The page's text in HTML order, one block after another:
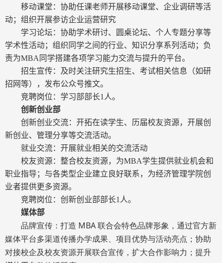
移动课堂：协助任课老师开展移动课堂、企业调研等活
动；组织开展参访企业运营研究
学习论坛：协助学术研讨、圆桌论坛、个人专题分享等
学术性活动；组织同学之间的行业、知识分享系列活动；负
责为MBA 同学搭建各项学习能力交流与提升的平台。
招生宣传：及时关注研究生招生、考试相关信息（如研
招网等），发布公众号推文。
竞聘岗位：学习部部长1 人。
创新创业部
创新创业交流：开拓在读学生、历届校友资源，开展创
新创业、管理分享等交流活动。
就业交流：开展就业相关的交流活动
校友资源：整合校友资源，为MBA学生提供就业机会和
职业指导；与各类型企业建立良好联系，为经济管理学院创
业者提供更多资源。
竞聘岗位：创新创业部部长1 人。
媒体部
品牌宣传：打造 MBA联合会特色品牌形象，通过官方新
媒体平台多渠道传播办学成果、项目优势与活动亮点；协助
对接校企及校友资源开展联合宣传，扩大合作影响力；提升